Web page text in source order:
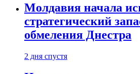
Молдавия начала
стратегический
обмеления Днестра
2 дня спустя